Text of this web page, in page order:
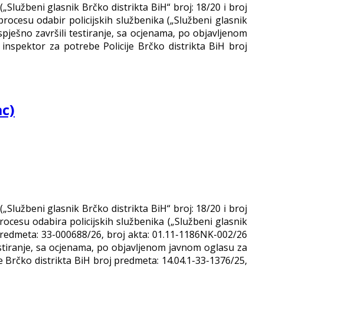
glasnik Brčko distrikta BiH“ broj: 18/20 i broj
odabir policijskih službenika („Službeni glasnik
završili testiranje, sa ocjenama, po objavljenom
za potrebe Policije Brčko distrikta BiH broj
glasnik Brčko distrikta BiH“ broj: 18/20 i broj
odabira policijskih službenika („Službeni glasnik
33-000688/26, broj akta: 01.11-1186NK-002/26
sa ocjenama, po objavljenom javnom oglasu za
distrikta BiH broj predmeta: 14.04.1-33-1376/25,